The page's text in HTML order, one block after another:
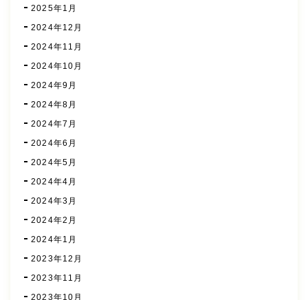
2025年1月
2024年12月
2024年11月
2024年10月
2024年9月
2024年8月
2024年7月
2024年6月
2024年5月
2024年4月
2024年3月
2024年2月
2024年1月
2023年12月
2023年11月
2023年10月